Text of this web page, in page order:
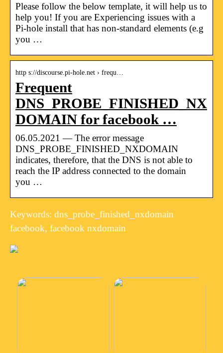
Please follow the below template, it will help us to
help you! If you are Experiencing issues with a
Pi-hole install that has non-standard elements (e.g
you …
http s://discourse.pi-hole.net › frequ…
Frequent
DNS_PROBE_FINISHED_NX
DOMAIN for facebook …
06.05.2021 — The error message
DNS_PROBE_FINISHED_NXDOMAIN
indicates, therefore, that the DNS is not able to
reach the IP address connected to the domain
you …
Keywords: dns_probe_finished_nxdomain
facebook, facebook nxdomain